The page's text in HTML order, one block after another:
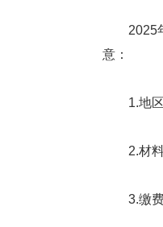
2025年
意：
1.地区
2.材料
3.缴费